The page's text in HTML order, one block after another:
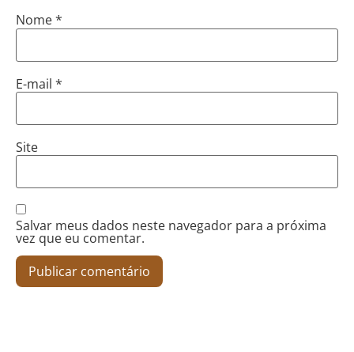
Nome*
E-mail *
Site
Salvar meus dados neste navegador para a próxima
vez que eu comentar.